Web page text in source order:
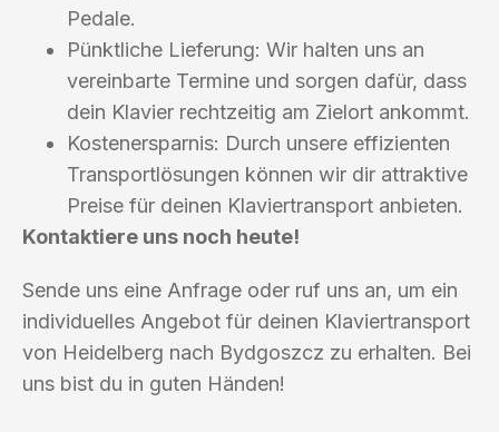
Pedale.
Pünktliche Lieferung: Wir halten uns an
vereinbarte Termine und sorgen dafür, dass
dein Klavier rechtzeitig am Zielort ankommt.
Kostenersparnis: Durch unsere effizienten
Transportlösungen können wir dir attraktive
Preise für deinen Klaviertransport anbieten.
Kontaktiere uns noch heute!
Sende uns eine Anfrage oder ruf uns an, um ein
individuelles Angebot für deinen Klaviertransport
von Heidelberg nach Bydgoszcz zu erhalten. Bei
uns bist du in guten Händen!